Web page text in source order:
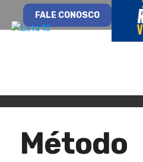
FALE CONOSCO
Método